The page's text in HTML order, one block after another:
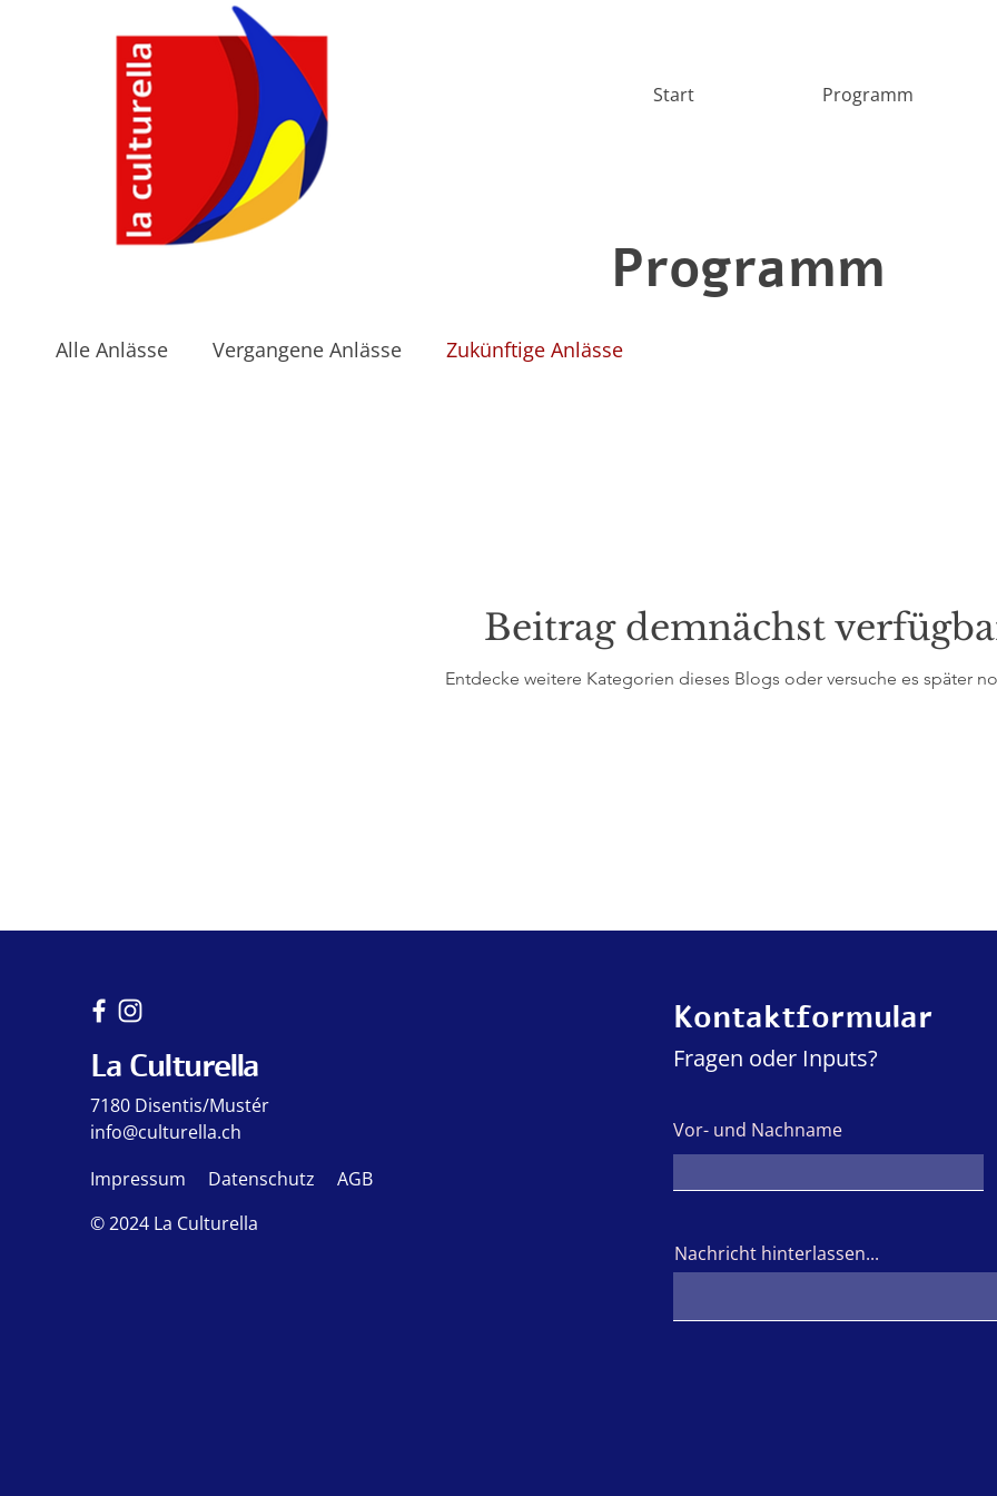
Start Programm
Programm
Alle Anlässe Vergangene Anlässe Zukünftige Anlässe
Beitrag demnächst
Entdecke weitere Kategorien dieses Blogs oder versuche es später
La Culturella
7180 Disentis/Mustér
info@culturella.ch
Impressum
Datenschutz
AGB
© 2024 La Culturella
Kontaktformular
Fragen oder Inputs?
Vor- und Nachname
Nachricht hinterlassen...